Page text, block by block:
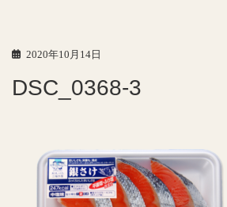
2020年10月14日
DSC_0368-3